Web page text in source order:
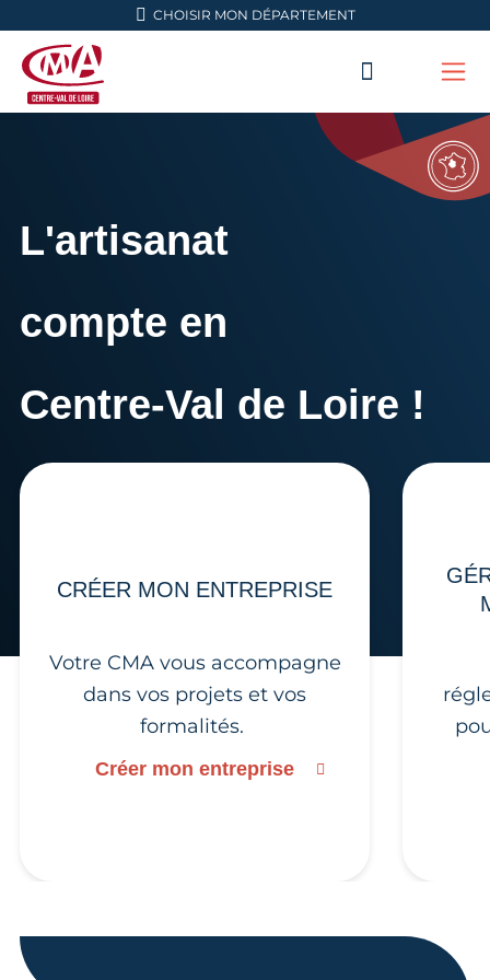
Aller en haut de pageCHOISIR MON DÉPARTEMENT
L'artisanat
compte en
Centre-Val de Loire !
CRÉER MON ENTREPRISE
Votre CMA vous accompagne
dans vos projets et vos
formalités.
Créer mon entreprise